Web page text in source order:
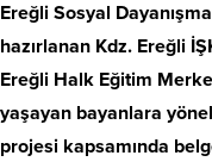
Ereğli Sosyal
hazırlanan Kdz. Ereğli
Ereğli Halk Eğitim
yaşayan bayanlara
projesi kapsamında